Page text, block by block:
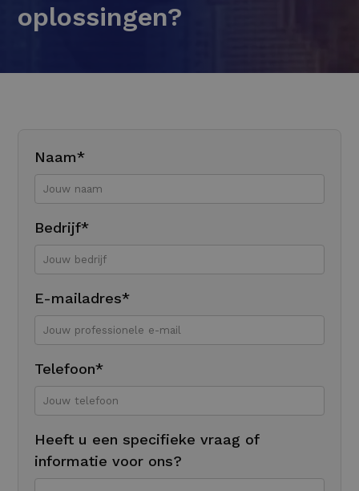
oplossingen?
Naam*
Bedrijf*
E-mailadres*
Telefoon*
Heeft u een specifieke vraag of
informatie voor ons?